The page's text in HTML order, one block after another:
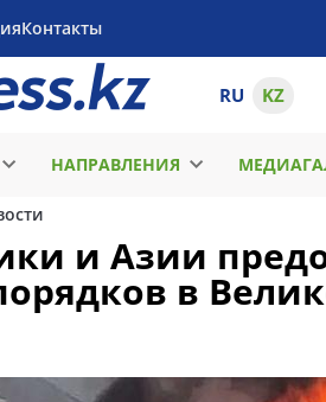
Контакты
RU KZ
НАПРАВЛЕНИЯ
и Азии
в